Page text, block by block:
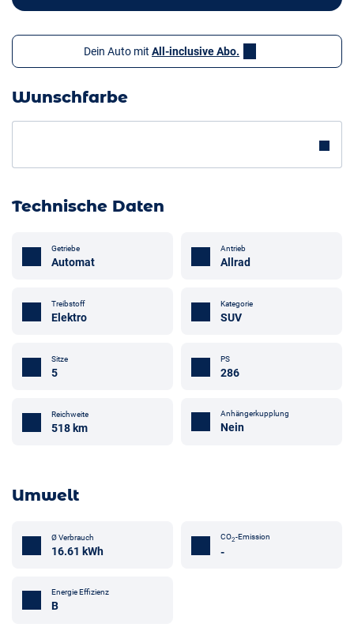
Dein Auto mit All-inclusive Abo.
Wunschfarbe
Technische Daten
Getriebe
Automat
Antrieb
Allrad
Treibstoff
Elektro
Kategorie
SUV
Sitze
5
PS
286
Reichweite
518 km
Anhängerkupplung
Nein
Umwelt
Ø Verbrauch
16.61 kWh
CO2-Emission
-
Energie Effizienz
B